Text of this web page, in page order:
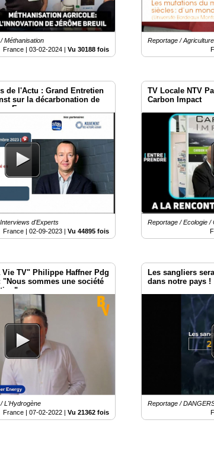
Méthanisation
France |03-02-2024 |Vu 30188 fois
Reportage /
de l'Actu : Grand Entretien
sur la décarbonation de
Europe
d'Experts
France |02-09-2023 |Vu 44895 fois
TV Locale NTV
Carbon Impact
Reportage / Ecologie /
TV" Philippe Haffner Pdg
"Nous sommes une société
L'Hydrogène
France |07-02-2022 |Vu 21362 fois
Les sangliers
dans notre pays !
Reportage /